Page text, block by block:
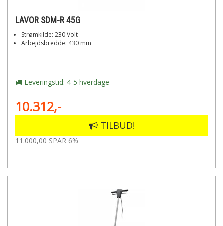
LAVOR SDM-R 45G
Strømkilde: 230 Volt
Arbejdsbredde: 430 mm
Leveringstid: 4-5 hverdage
10.312,-
TILBUD!
11.000,00 SPAR 6%